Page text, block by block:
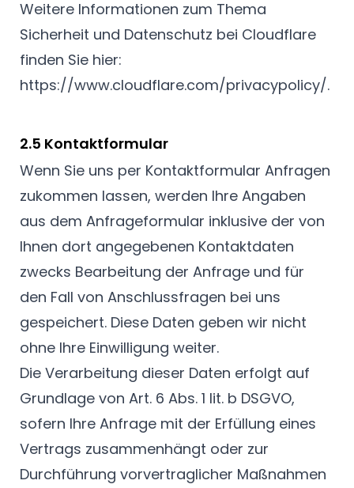
Weitere Informationen zum Thema
Sicherheit und Datenschutz bei Cloudflare
finden Sie hier:
https://www.cloudflare.com/privacypolicy/.
2.5 Kontaktformular
Wenn Sie uns per Kontaktformular Anfragen
zukommen lassen, werden Ihre Angaben
aus dem Anfrageformular inklusive der von
Ihnen dort angegebenen Kontaktdaten
zwecks Bearbeitung der Anfrage und für
den Fall von Anschlussfragen bei uns
gespeichert. Diese Daten geben wir nicht
ohne Ihre Einwilligung weiter.
Die Verarbeitung dieser Daten erfolgt auf
Grundlage von Art. 6 Abs. 1 lit. b DSGVO,
sofern Ihre Anfrage mit der Erfüllung eines
Vertrags zusammenhängt oder zur
Durchführung vorvertraglicher Maßnahmen